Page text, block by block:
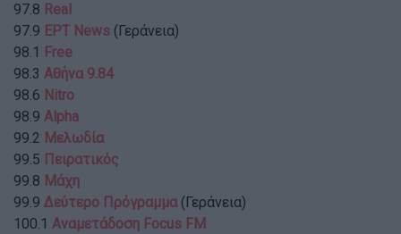
97.8 Real
97.9 ΕΡΤ News (Γεράνεια)
98.1
Free
98.3 Αθήνα 9.84
98.6 Nitro
98.9 Alpha
99.2 Μελωδία
99.5 Πειρατικός
99.8 Μάχη
99.9 Δεύτερο Πρόγραμμα (Γεράνεια)
100.1 Αναμετάδοση Focus FM